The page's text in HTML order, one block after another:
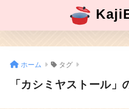
ホーム タグ
「カシミヤストール」